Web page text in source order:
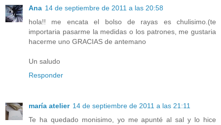
Ana 14 de septiembre de 2011 a las 20:58
hola!! me encata el bolso de rayas es chulisimo.(te
importaria pasarme la medidas o los patrones, me gustaria
hacerme uno GRACIAS de antemano
Un saludo
Responder
maría atelier 14 de septiembre de 2011 a las 21:11
Te ha quedado monisimo, yo me apunté al sal y lo hice